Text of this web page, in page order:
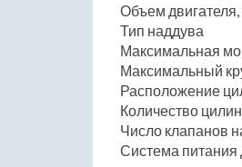
Объем двигателя,
Тип наддува
Максимальная
Максимальный
Расположение
Количество
Число клапанов
Система питания